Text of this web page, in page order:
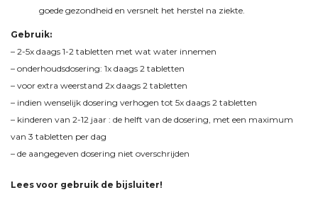
goede gezondheid en versnelt het herstel na ziekte.
Gebruik:
– 2-5x daags 1-2 tabletten met wat water innemen
– onderhoudsdosering: 1x daags 2 tabletten
– voor extra weerstand 2x daags 2 tabletten
– indien wenselijk dosering verhogen tot 5x daags 2 tabletten
– kinderen van 2-12 jaar : de helft van de dosering, met een maximum
van 3 tabletten per dag
– de aangegeven dosering niet overschrijden
Lees voor gebruik de bijsluiter!